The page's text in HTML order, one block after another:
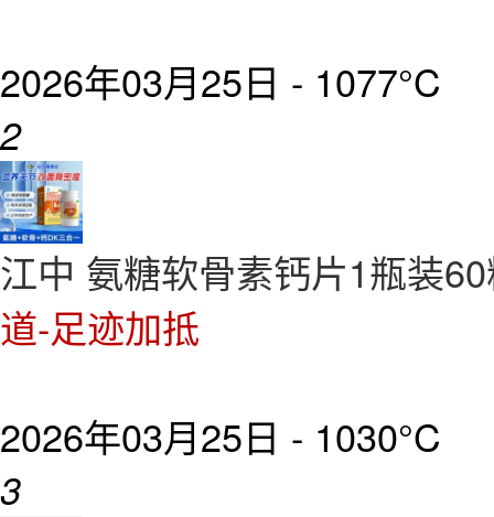
2026年03月25日 - 1077°C
2
江中 氨糖软骨素钙片1瓶装
道-足迹加抵
2026年03月25日 - 1030°C
3